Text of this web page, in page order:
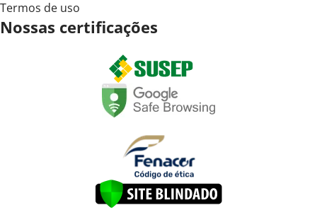
Termos de uso
Nossas certificações